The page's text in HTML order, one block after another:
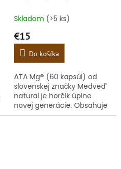
Skladom (>5 ks)
€15
Do košíka
ATA Mg® (60 kapsúl) od
slovenskej značky Medveď
natural je horčík úplne
novej generácie. Obsahuje
európskym patentom